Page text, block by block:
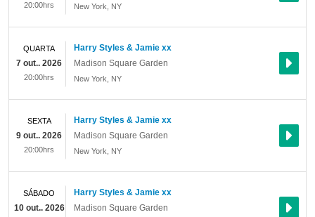
New York NY
20:00hrs
Harry Styles & Jamie xx
Madison Square Garden
New York NY
QUARTA
7 out.. 2026
20:00hrs
Harry Styles & Jamie xx
Madison Square Garden
New York NY
SEXTA
9 out.. 2026
20:00hrs
Harry Styles & Jamie xx
Madison Square Garden
SÁBADO
10 out.. 2026